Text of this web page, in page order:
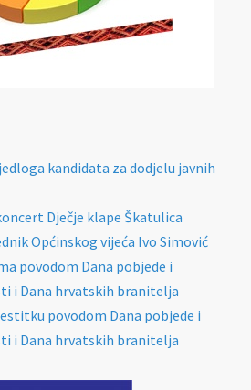
kandidata za dodjelu javnih
Dječje klape Škatulica
Općinskog vijeća Ivo Simović
povodom Dana pobjede i
i Dana hrvatskih branitelja
povodom Dana pobjede i
i Dana hrvatskih branitelja